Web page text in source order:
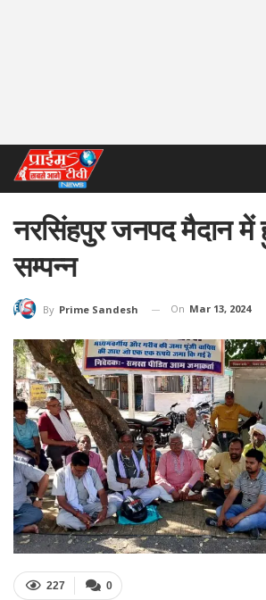
नरसिंहपुर जनपद मैदान
सम्पन्न
By Prime Sandesh On Mar 13, 2024
0
227